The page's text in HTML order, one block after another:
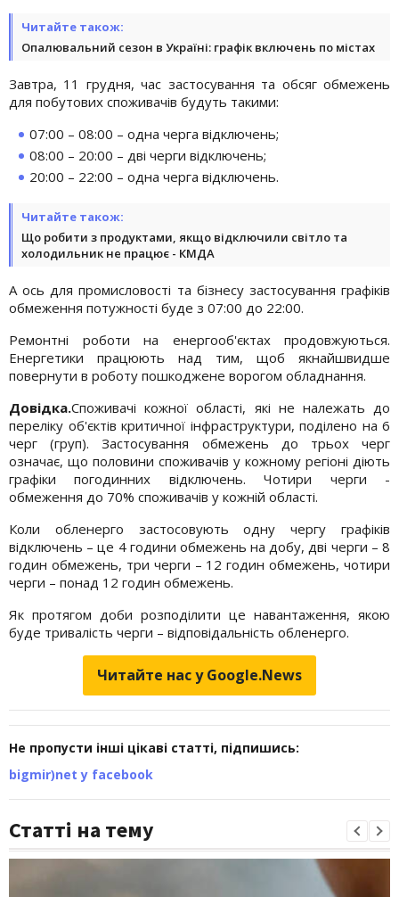
Читайте також:
Опалювальний сезон в Україні: графік включень по містах
Завтра, 11 грудня, час застосування та обсяг обмежень
для побутових споживачів будуть такими:
07:00 – 08:00 – одна черга відключень;
08:00 – 20:00 – дві черги відключень;
20:00 – 22:00 – одна черга відключень.
Читайте також:
Що робити з продуктами, якщо відключили світло та
холодильник не працює - КМДА
А ось для промисловості та бізнесу застосування графіків
обмеження потужності буде з 07:00 до 22:00.
Ремонтні роботи на енергооб'єктах продовжуються.
Енергетики працюють над тим, щоб якнайшвидше
повернути в роботу пошкоджене ворогом обладнання.
Довідка.Споживачі кожної області, які не належать до
переліку об'єктів критичної інфраструктури, поділено на 6
черг (груп). Застосування обмежень до трьох черг
означає, що половини споживачів у кожному регіоні діють
графіки погодинних відключень. Чотири черги -
обмеження до 70% споживачів у кожній області.
Коли обленерго застосовують одну чергу графіків
відключень – це 4 години обмежень на добу, дві черги – 8
годин обмежень, три черги – 12 годин обмежень, чотири
черги – понад 12 годин обмежень.
Як протягом доби розподілити це навантаження, якою
буде тривалість черги – відповідальність обленерго.
Читайте нас у Google.News
Не пропусти інші цікаві статті, підпишись:
bigmir)net у facebook
Статті на тему